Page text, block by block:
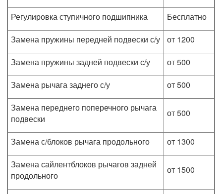
Регулировка ступичного подшипника
Бесплатно
Замена пружины передней подвески с/у
от 1200
Замена пружины задней подвески с/у
от 500
Замена рычага заднего с/у
от 500
Замена переднего поперечного рычага
подвески
от 500
Замена с/блоков рычага продольного
от 1300
Замена сайлентблоков рычагов задней
продольного
от 1500